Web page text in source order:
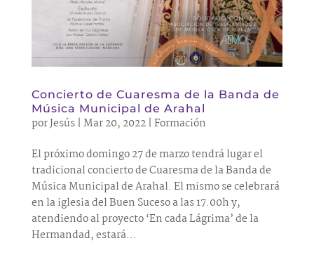
Concierto de Cuaresma de la Banda de
Música Municipal de Arahal
porJesús| Mar 20, 2022| Formación
El próximo domingo 27 de marzo tendrá lugar el
tradicional concierto de Cuaresma de la Banda de
Música Municipal de Arahal. El mismo se celebrará
en la iglesia del Buen Suceso a las 17.00h y,
atendiendo al proyecto ‘En cada Lágrima’ de la
Hermandad, estará...